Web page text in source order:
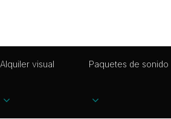
Alquiler visual Paquetes de sonido